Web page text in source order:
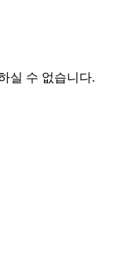
실 수 없습니다.